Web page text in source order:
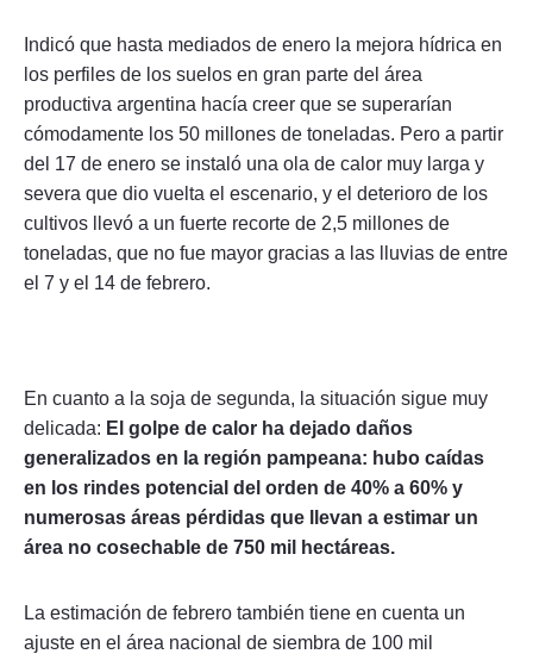
Indicó que hasta mediados de enero la mejora hídrica en
los perfiles de los suelos en gran parte del área
productiva argentina hacía creer que se superarían
cómodamente los 50 millones de toneladas. Pero a partir
del 17 de enero se instaló una ola de calor muy larga y
severa que dio vuelta el escenario, y el deterioro de los
cultivos llevó a un fuerte recorte de 2,5 millones de
toneladas, que no fue mayor gracias a las lluvias de entre
el 7 y el 14 de febrero.
En cuanto a la soja de segunda, la situación sigue muy
delicada: El golpe de calor ha dejado daños
generalizados en la región pampeana: hubo caídas
en los rindes potencial del orden de 40% a 60% y
numerosas áreas pérdidas que llevan a estimar un
área no cosechable de 750 mil hectáreas.
La estimación de febrero también tiene en cuenta un
ajuste en el área nacional de siembra de 100 mil